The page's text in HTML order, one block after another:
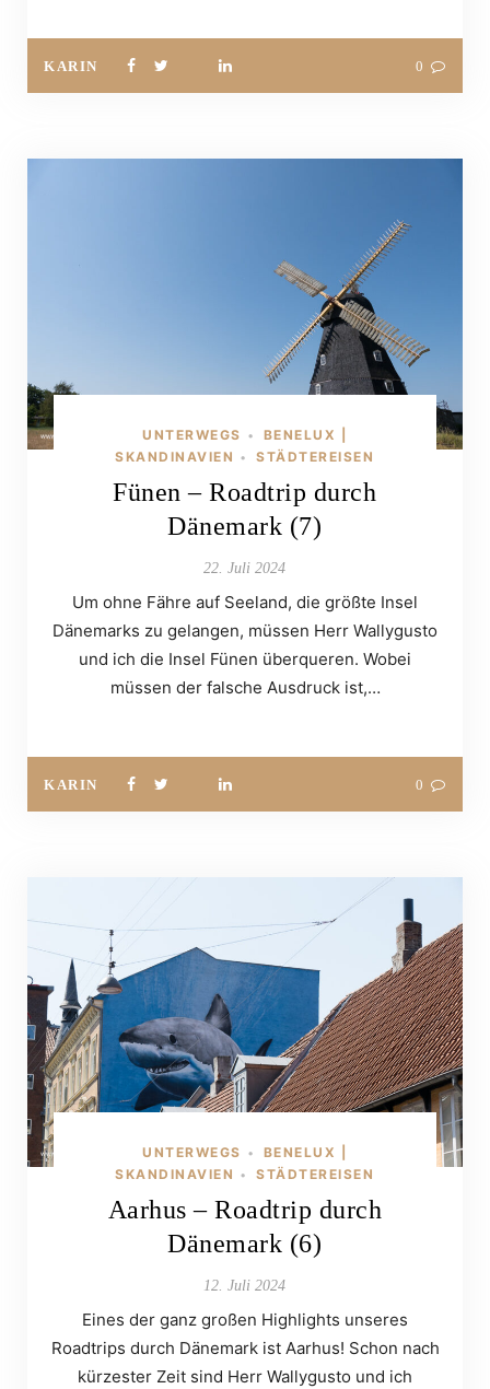
KARIN 0
UNTERWEGS •
BENELUX |
SKANDINAVIEN • STÄDTEREISEN
Fünen – Roadtrip durch
Dänemark (7)
22. Juli 2024
Um ohne Fähre auf Seeland, die größte Insel
Dänemarks zu gelangen, müssen Herr Wallygusto
und ich die Insel Fünen überqueren. Wobei
müssen der falsche Ausdruck ist,…
KARIN 0
UNTERWEGS •
BENELUX |
SKANDINAVIEN • STÄDTEREISEN
Aarhus – Roadtrip durch
Dänemark (6)
12. Juli 2024
Eines der ganz großen Highlights unseres
Roadtrips durch Dänemark ist Aarhus! Schon nach
kürzester Zeit sind Herr Wallygusto und ich